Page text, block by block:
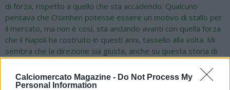
Calciomercato Magazine - Do Not Process My
Personal Information
di forza, rispetto a quello che sta accadendo. Qualcuno
pensava che Osimhen potesse essere un motivo di stallo per
il mercato, ma non è così, sta andando avanti con quella forza
che il Napoli ha costruito in questi anni, tassello alla volta. Mi
sembra che la direzione sia giusta, anche su questa storia di
Osimhen. Non trovo una falla nel ragionamento della società,
quello che vuole lo dice e non fa un passo indietro. Non è
soltanto potere o forza che ti porta ad avere questo